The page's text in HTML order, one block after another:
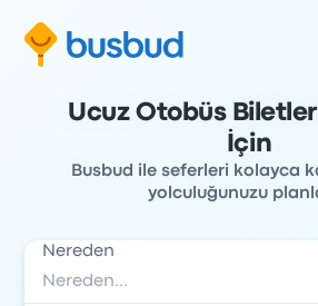
Ucuz Otobüs
İçin
Busbud ile seferleri kolayca
yolculuğunuzu
Nereden